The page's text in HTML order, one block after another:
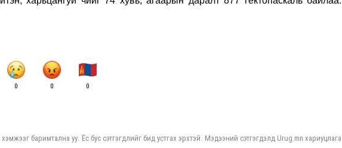
0 0 0
баримтална уу. Ёс бус сэтгэгдлийг бид устгах эрхтэй. Мэдээний сэтгэгдэлд Urug.mn хариуцлага